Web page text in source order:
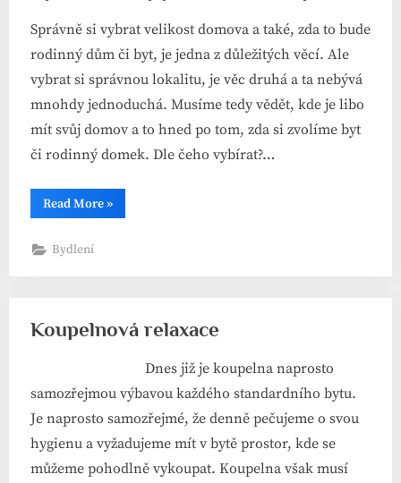
Správně si vybrat velikost domova a také, zda to bude
rodinný dům či byt, je jedna z důležitých věcí. Ale
vybrat si správnou lokalitu, je věc druhá a ta nebývá
mnohdy jednoduchá. Musíme tedy vědět, kde je libo
mít svůj domov a to hned po tom, zda si zvolíme byt
či rodinný domek. Dle čeho vybírat?…
Read More“Výběr
lokality
»
Bydlení
Koupelnová relaxace
Dnes již je koupelna naprosto
samozřejmou výbavou každého standardního bytu.
Je naprosto samozřejmé, že denně pečujeme o svou
hygienu a vyžadujeme mít v bytě prostor, kde se
můžeme pohodlně vykoupat. Koupelna však musí